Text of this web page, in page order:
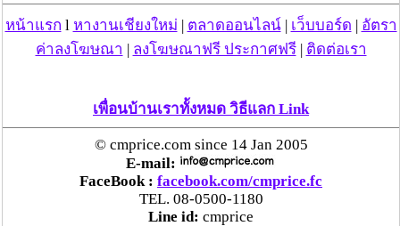
หน้าแรก l หางานเชียงใหม่ | ตลาดออนไลน์| เว็บบอร์ด | อัตรา
ค่าลงโฆษณา | ลงโฆษณาฟรี ประกาศฟรี| ติดต่อเรา
เพื่อนบ้านเราทั้งหมด วิธีแลก Link
© cmprice.com since 14 Jan 2005
E-mail:
FaceBook : facebook.com/cmprice.fc
TEL. 08-0500-1180
Line id: cmprice